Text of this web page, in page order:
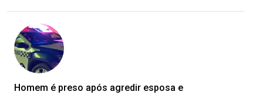
Homem é preso após agredir esposa e